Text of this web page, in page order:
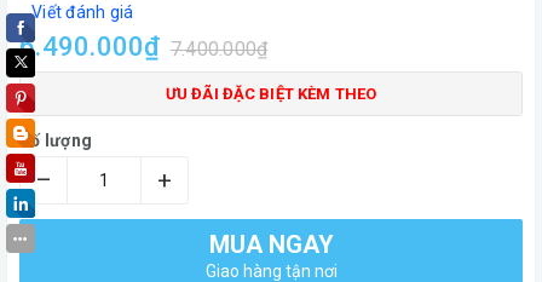
Viết đánh giá
6.490.000₫ 7.400.000₫
ƯU ĐÃI ĐẶC BIỆT KÈM THEO
Số lượng
– +
MUA NGAY
Giao hàng tận nơi